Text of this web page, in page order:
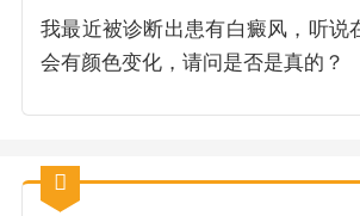
我最近被诊断出患有白癜风，听说
会有颜色变化，请问是否是真的？